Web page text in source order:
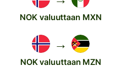
NOK valuuttaan MXN
→
NOK valuuttaan MZN